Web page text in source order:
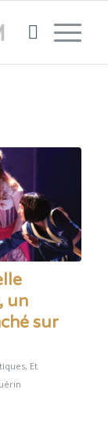
un
sur
, Et